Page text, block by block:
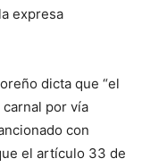
expresa
dicta que “el
por vía
con
el artículo 33 de